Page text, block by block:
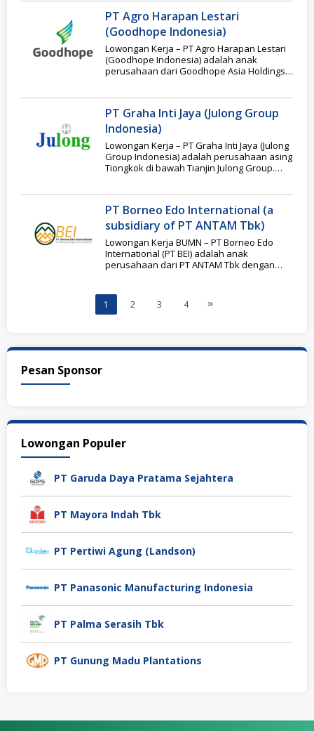
PT Agro Harapan Lestari
(Goodhope Indonesia)
Lowongan Kerja – PT Agro Harapan Lestari
(Goodhope Indonesia) adalah anak
perusahaan dari Goodhope Asia Holdings
PT Graha Inti Jaya (Julong Group
Indonesia)
Lowongan Kerja – PT Graha Inti Jaya (Julong
Group Indonesia) adalah perusahaan asing
Tiongkok di bawah Tianjin Julong Group.
PT Borneo Edo International (a
subsidiary of PT ANTAM Tbk)
Lowongan Kerja BUMN – PT Borneo Edo
International (PT BEI) adalah anak
perusahaan dari PT ANTAM Tbk dengan
1 2 3 4
Pesan Sponsor
Lowongan Populer
PT Garuda Daya Pratama Sejahtera
PT Mayora Indah Tbk
PT Pertiwi Agung (Landson)
PT Panasonic Manufacturing Indonesia
PT Palma Serasih Tbk
PT Gunung Madu Plantations